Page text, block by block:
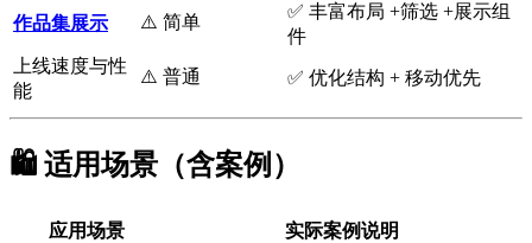
作品集展示 ⚠️ 简单
✅ 丰富布局 +筛选 +展示组
件
上线速度与性
能
⚠️ 普通 ✅ 优化结构 + 移动优先
🛍️ 适用场景（含案例）
应用场景
实际案例说明